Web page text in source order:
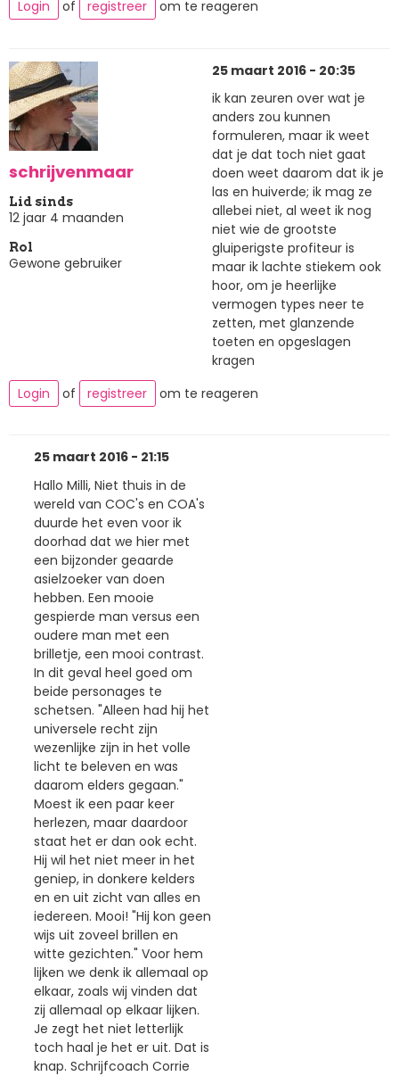
Login of registreer om te reageren
schrijvenmaar
Lid sinds
12 jaar 4 maanden
Rol
Gewone gebruiker
25 maart 2016 - 20:35
ik kan zeuren over wat je
anders zou kunnen
formuleren, maar ik weet
dat je dat toch niet gaat
doen weet daarom dat ik je
las en huiverde; ik mag ze
allebei niet, al weet ik nog
niet wie de grootste
gluiperigste profiteur is
maar ik lachte stiekem ook
hoor, om je heerlijke
vermogen types neer te
zetten, met glanzende
toeten en opgeslagen
kragen
Login
of registreer om te reageren
25 maart 2016 - 21:15
Hallo Milli, Niet thuis in de
wereld van COC's en COA's
duurde het even voor ik
doorhad dat we hier met
een bijzonder geaarde
asielzoeker van doen
hebben. Een mooie
gespierde man versus een
oudere man met een
brilletje, een mooi contrast.
In dit geval heel goed om
beide personages te
schetsen. "Alleen had hij het
universele recht zijn
wezenlijke zijn in het volle
licht te beleven en was
daarom elders gegaan."
Moest ik een paar keer
herlezen, maar daardoor
staat het er dan ook echt.
Hij wil het niet meer in het
geniep, in donkere kelders
en en uit zicht van alles en
iedereen. Mooi! "Hij kon geen
wijs uit zoveel brillen en
witte gezichten." Voor hem
lijken we denk ik allemaal op
elkaar, zoals wij vinden dat
zij allemaal op elkaar lijken.
Je zegt het niet letterlijk
toch haal je het er uit. Dat is
knap. Schrijfcoach Corrie